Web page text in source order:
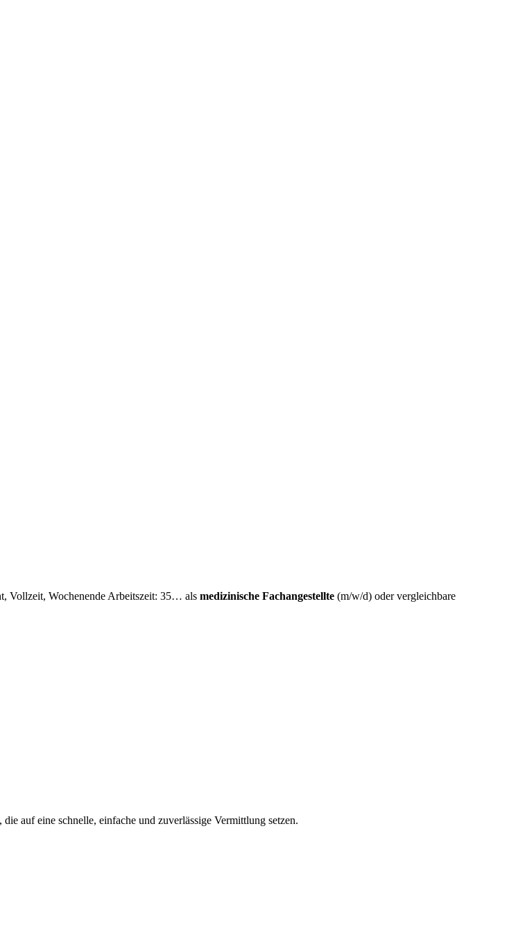
Vollzeit, Wochenende Arbeitszeit: 35… als medizinische Fachangestellte (m/w/d) oder vergleichbare
auf eine schnelle, einfache und zuverlässige Vermittlung setzen.